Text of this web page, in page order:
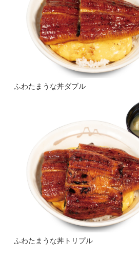
ふわたまうな丼ダブル
ふわたまうな丼トリプル